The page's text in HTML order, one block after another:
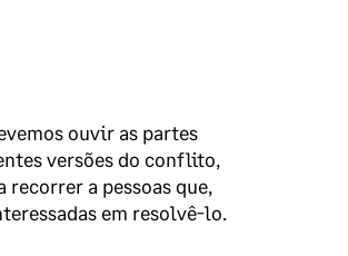
ouvir as partes
versões do conflito,
recorrer a pessoas que,
em resolvê-lo.